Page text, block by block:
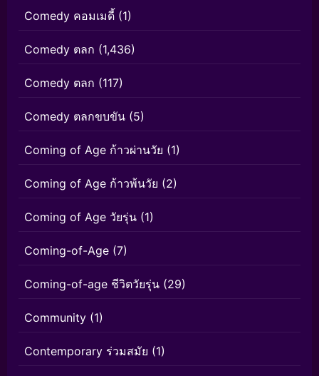
Comedy คอมเมดี้ (1)
Comedy ตลก (1,436)
Comedy ตลก (117)
Comedy ตลกขบขัน (5)
Coming of Age ก้าวผ่านวัย (1)
Coming of Age ก้าวพ้นวัย (2)
Coming of Age วัยรุ่น (1)
Coming-of-Age (7)
Coming-of-age ชีวิตวัยรุ่น (29)
Community (1)
Contemporary ร่วมสมัย (1)